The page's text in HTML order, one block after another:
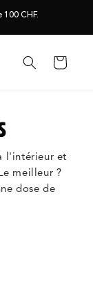
CHF.
Panier
l'intérieur et
meilleur ?
dose de